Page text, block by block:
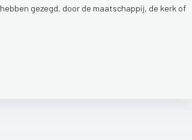
hebben gezegd, door de maatschappij, de kerk of